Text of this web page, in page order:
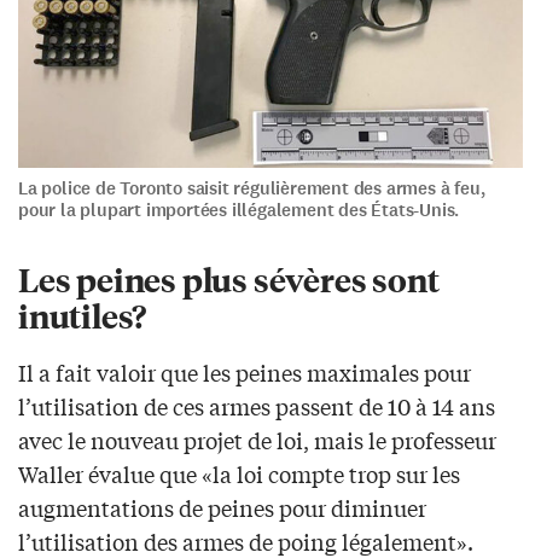
La police de Toronto saisit régulièrement des armes à feu,
pour la plupart importées illégalement des États-Unis.
Les peines plus sévères sont
inutiles?
Il a fait valoir que les peines maximales pour
l’utilisation de ces armes passent de 10 à 14 ans
avec le nouveau projet de loi, mais le professeur
Waller évalue que «la loi compte trop sur les
augmentations de peines pour diminuer
l’utilisation des armes de poing légalement».